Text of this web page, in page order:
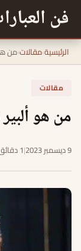
فن
الرئيسية›مقالات›من
مقالات
من هو
9 ديسمبر 2023 |1 دقائق للقراءة